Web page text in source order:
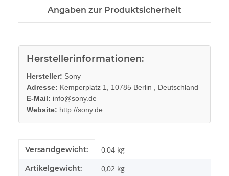
Angaben zur Produktsicherheit
Herstellerinformationen:
Hersteller: Sony
Adresse: Kemperplatz 1, 10785 Berlin , Deutschland
E-Mail: info@sony.de
Website: http://sony.de
Produkteigenschaft
Wert
Versandgewicht: 0,04 kg
Artikelgewicht: 0,02 kg